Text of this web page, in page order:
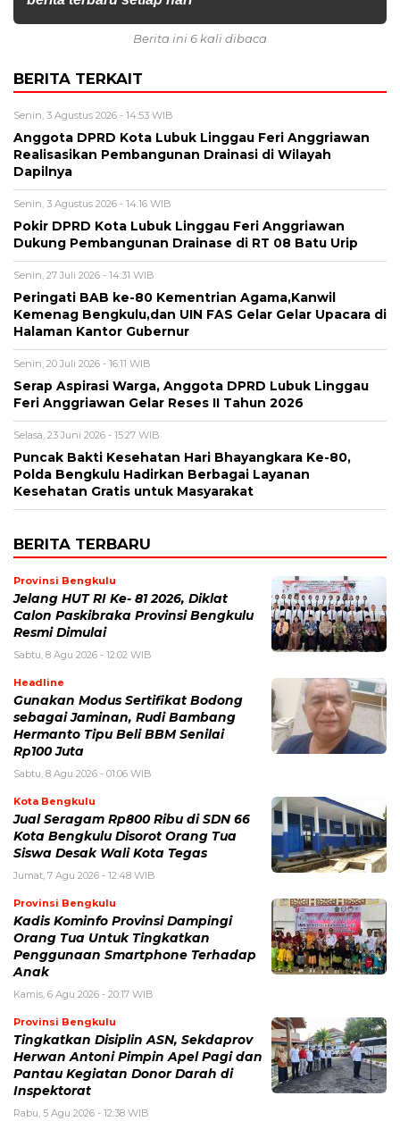
Berita ini 6 kali dibaca
BERITA TERKAIT
Senin, 3 Agustus 2026 - 14:53 WIB
Anggota DPRD Kota Lubuk Linggau Feri Anggriawan
Realisasikan Pembangunan Drainasi di Wilayah
Dapilnya
Senin, 3 Agustus 2026 - 14:16 WIB
Pokir DPRD Kota Lubuk Linggau Feri Anggriawan
Dukung Pembangunan Drainase di RT 08 Batu Urip
Senin, 27 Juli 2026 - 14:31 WIB
Peringati BAB ke-80 Kementrian Agama,Kanwil
Kemenag Bengkulu,dan UIN FAS Gelar Gelar Upacara di
Halaman Kantor Gubernur
Senin, 20 Juli 2026 - 16:11 WIB
Serap Aspirasi Warga, Anggota DPRD Lubuk Linggau
Feri Anggriawan Gelar Reses II Tahun 2026
Selasa, 23 Juni 2026 - 15:27 WIB
Puncak Bakti Kesehatan Hari Bhayangkara Ke-80,
Polda Bengkulu Hadirkan Berbagai Layanan
Kesehatan Gratis untuk Masyarakat
BERITA TERBARU
Provinsi Bengkulu
Jelang HUT RI Ke- 81 2026, Diklat
Calon Paskibraka Provinsi Bengkulu
Resmi Dimulai
Sabtu, 8 Agu 2026 - 12:02 WIB
Headline
Gunakan Modus Sertifikat Bodong
sebagai Jaminan, Rudi Bambang
Hermanto Tipu Beli BBM Senilai
Rp100 Juta
Sabtu, 8 Agu 2026 - 01:06 WIB
Kota Bengkulu
Jual Seragam Rp800 Ribu di SDN 66
Kota Bengkulu Disorot Orang Tua
Siswa Desak Wali Kota Tegas
Jumat, 7 Agu 2026 - 12:48 WIB
Provinsi Bengkulu
Kadis Kominfo Provinsi Dampingi
Orang Tua Untuk Tingkatkan
Penggunaan Smartphone Terhadap
Anak
Kamis, 6 Agu 2026 - 20:17 WIB
Provinsi Bengkulu
Tingkatkan Disiplin ASN, Sekdaprov
Herwan Antoni Pimpin Apel Pagi dan
Pantau Kegiatan Donor Darah di
Inspektorat
Rabu, 5 Agu 2026 - 12:38 WIB